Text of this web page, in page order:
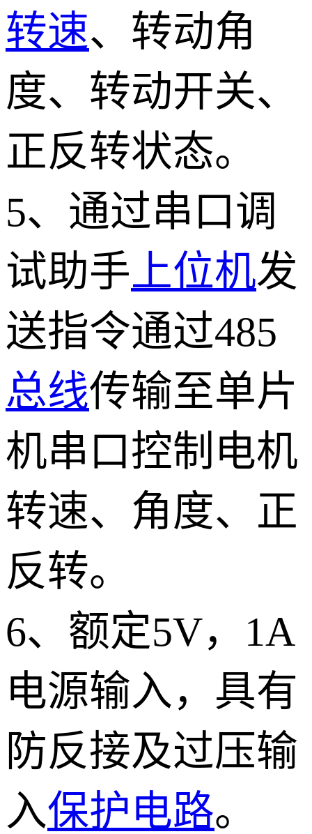
转速、转动角
度、转动开关、
正反转状态。
5、通过串口调
试助手上位机发
送指令通过485
总线传输至单片
机串口控制电机
转速、角度、正
反转。
6、额定5V，1A
电源输入，具有
防反接及过压输
入保护电路。